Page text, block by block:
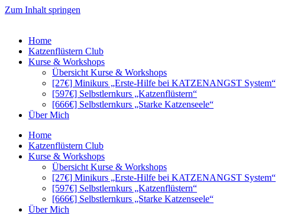
Zum Inhalt springen
Home
Katzenflüstern Club
Kurse & Workshops
Übersicht Kurse & Workshops
[27€] Minikurs „Erste-Hilfe bei KATZENANGST System“
[597€] Selbstlernkurs „Katzenflüstern“
[666€] Selbstlernkurs „Starke Katzenseele“
Über Mich
Home
Katzenflüstern Club
Kurse & Workshops
Übersicht Kurse & Workshops
[27€] Minikurs „Erste-Hilfe bei KATZENANGST System“
[597€] Selbstlernkurs „Katzenflüstern“
[666€] Selbstlernkurs „Starke Katzenseele“
Über Mich